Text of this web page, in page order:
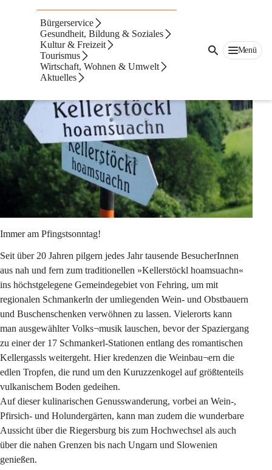
Bürgerservice
Gesundheit, Bildung & Soziales
Kultur & Freizeit
Tourismus
Wirtschaft, Wohnen & Umwelt
Aktuelles
Menü
Kulturhighlights
Kellerstöckl hoamsuachn
Immer am Pfingstsonntag!
Seit über 20 Jahren pilgern jedes Jahr tausende BesucherInnen
aus nah und fern zum traditionellen »Kellerstöckl hoamsuachn«
ins höchstgelegene Gemeindegebiet von Fehring, um mit
regionalen Schmankerln der umliegenden Wein- und Obstbauern
und Buschenschenken verwöhnen zu lassen. Vielerorts kann
man ausgewählter Volks¬musik lauschen, bevor der Spaziergang
zu einer der 17 Schmankerl-Stationen entlang des romantischen
Kellergassls weitergeht. Hier kredenzen die Weinbau¬ern die
edlen Tropfen, die rund um den Kuruzzenkogel auf größtenteils
vulkanischem Boden gedeihen.
Auf dieser kulinarischen Genusswanderung, vorbei an Wein-,
Pfirsich- und Holundergärten, kann man zudem die wunderbare
Aussicht über die Riegersburg bis zum Hochwechsel als auch
über die nahen Grenzen bis nach Ungarn und Slowenien
genießen.